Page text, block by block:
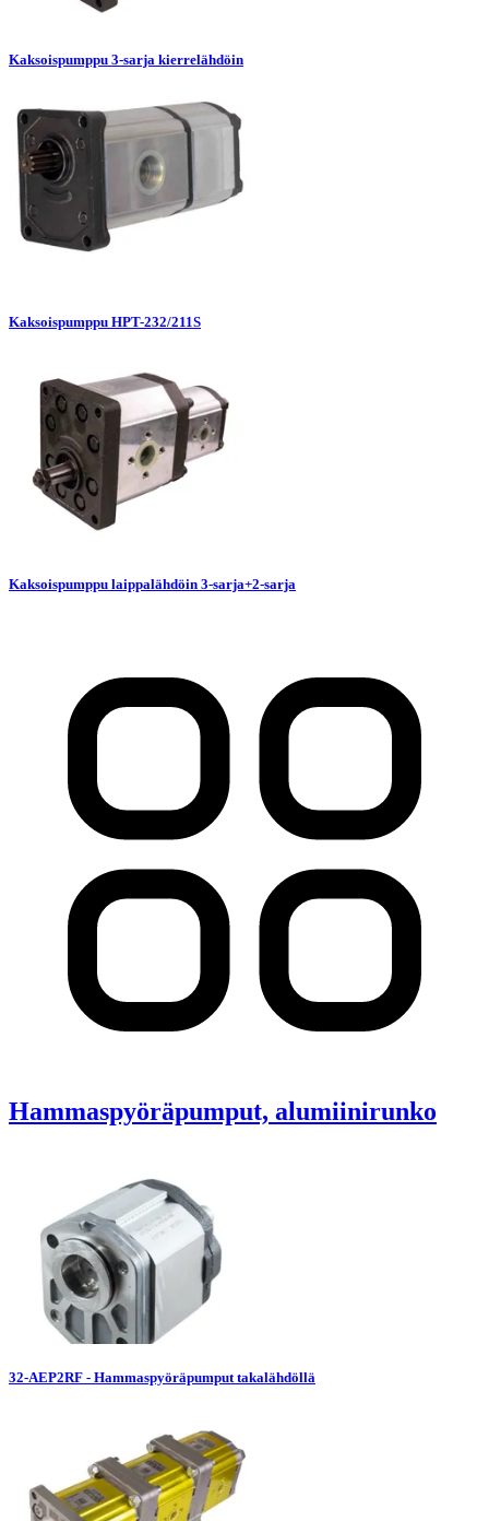
Kaksoispumppu 3-sarja kierrelähdöin
Kaksoispumppu HPT-232/211S
Kaksoispumppu laippalähdöin 3-sarja+2-sarja
Hammaspyöräpumput, alumiinirunko
32-AEP2RF - Hammaspyöräpumput takalähdöllä